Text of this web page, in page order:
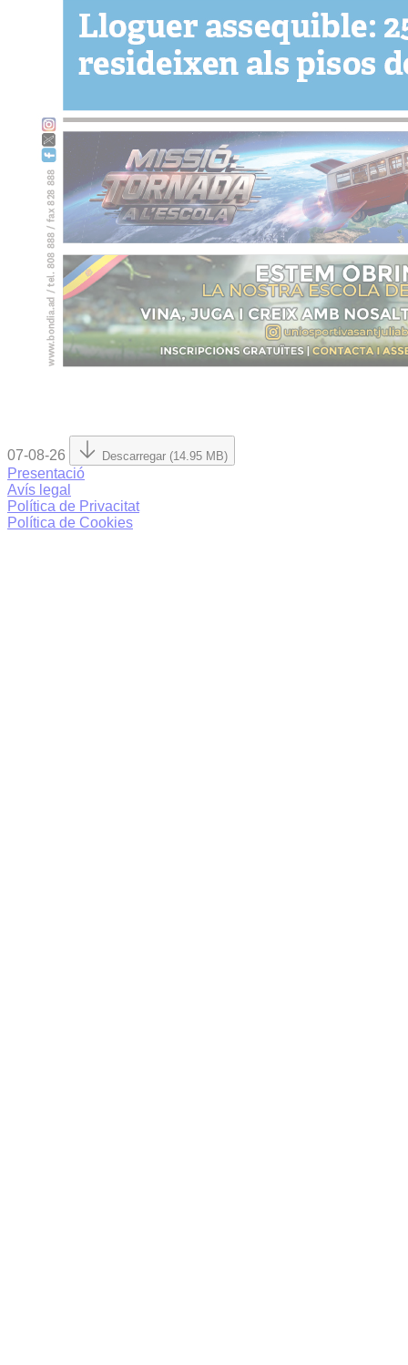
07-08-26 Descarregar (14.95 MB)
Presentació
Avís legal
Política de Privacitat
Política de Cookies